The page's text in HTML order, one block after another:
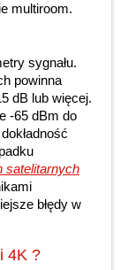
multiroom.
sygnału.
powinna
dB lub więcej.
-65 dBm do
satelitarnych
błędy w
4K ?